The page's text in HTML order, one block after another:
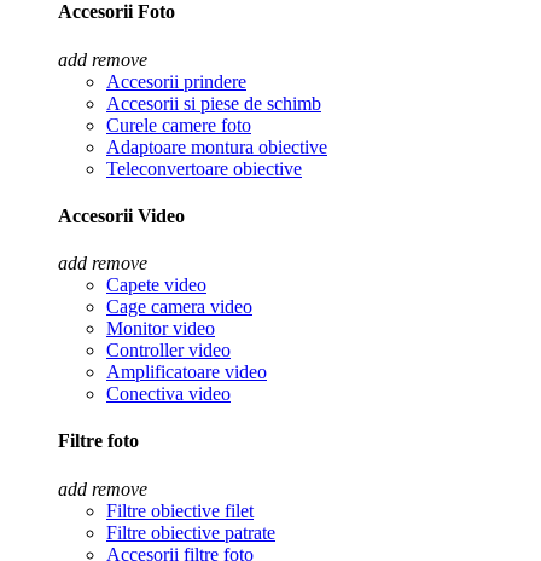
Accesorii Foto
add remove
Accesorii prindere
Accesorii si piese de schimb
Curele camere foto
Adaptoare montura obiective
Teleconvertoare obiective
Accesorii Video
add remove
Capete video
Cage camera video
Monitor video
Controller video
Amplificatoare video
Conectiva video
Filtre foto
add remove
Filtre obiective filet
Filtre obiective patrate
Accesorii filtre foto